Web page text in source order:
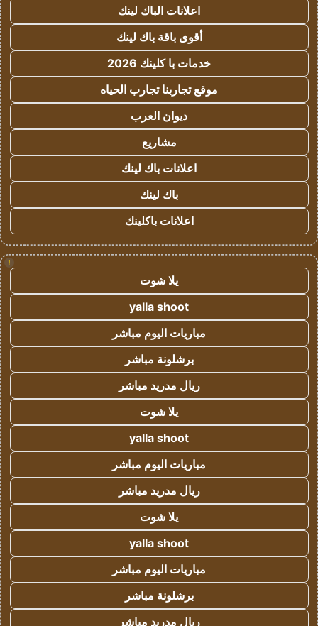
اعلانات الباك لينك
أقوى باقة باك لينك
خدمات با كلينك 2026
موقع تجاربنا تجارب الحياه
ديوان العرب
مشاريع
اعلانات باك لينك
باك لينك
اعلانات باكلينك
!
يلا شوت
yalla shoot
مباريات اليوم مباشر
برشلونة مباشر
ريال مدريد مباشر
يلا شوت
yalla shoot
مباريات اليوم مباشر
ريال مدريد مباشر
يلا شوت
yalla shoot
مباريات اليوم مباشر
برشلونة مباشر
ريال مدريد مباشر